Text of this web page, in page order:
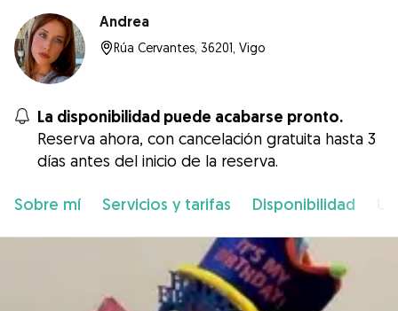
Andrea
Rúa Cervantes, 36201, Vigo
La disponibilidad puede acabarse pronto.
Reserva ahora, con cancelación gratuita hasta 3
días antes del inicio de la reserva.
Sobre mí Servicios y tarifas Disponibilidad